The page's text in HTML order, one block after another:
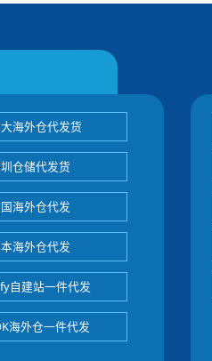
海外仓代发货
仓储代发货
海外仓代发
海外仓代发
自建站一件代发
海外仓一件代发